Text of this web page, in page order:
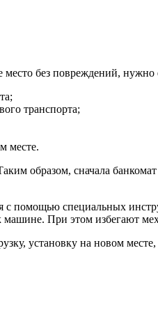
без повреждений,
транспорта;
месте.
образом, сначала
с помощью специальных
машине. При этом избегают
установку на новом